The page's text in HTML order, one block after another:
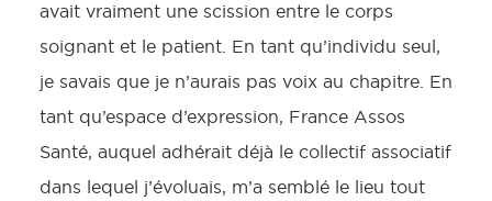
avait vraiment une scission entre le corps
soignant et le patient. En tant qu’individu seul,
je savais que je n’aurais pas voix au chapitre. En
tant qu’espace d’expression, France Assos
Santé, auquel adhérait déjà le collectif associatif
dans lequel j’évoluais, m’a semblé le lieu tout